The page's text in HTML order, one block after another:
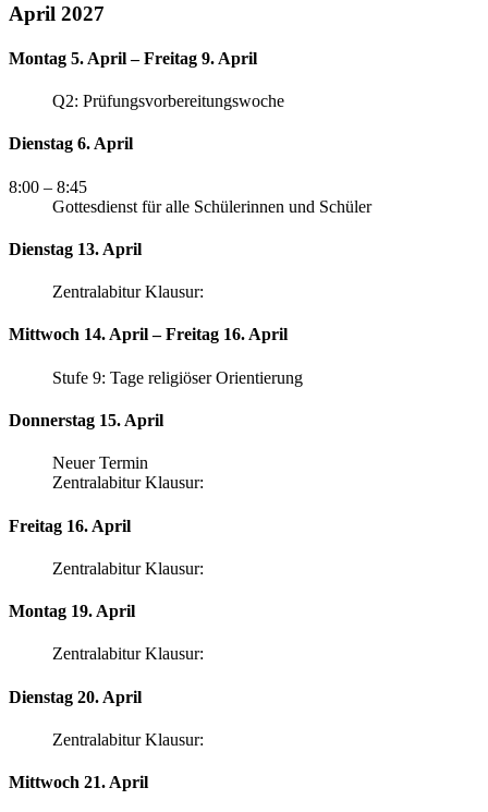
April 2027
Montag 5. April – Freitag 9. April
Q2: Prüfungsvorbereitungswoche
Dienstag 6. April
8:00 – 8:45
Gottesdienst für alle Schülerinnen und Schüler
Dienstag 13. April
Zentralabitur Klausur:
Mittwoch 14. April – Freitag 16. April
Stufe 9: Tage religiöser Orientierung
Donnerstag 15. April
Neuer Termin
Zentralabitur Klausur:
Freitag 16. April
Zentralabitur Klausur:
Montag 19. April
Zentralabitur Klausur:
Dienstag 20. April
Zentralabitur Klausur:
Mittwoch 21. April